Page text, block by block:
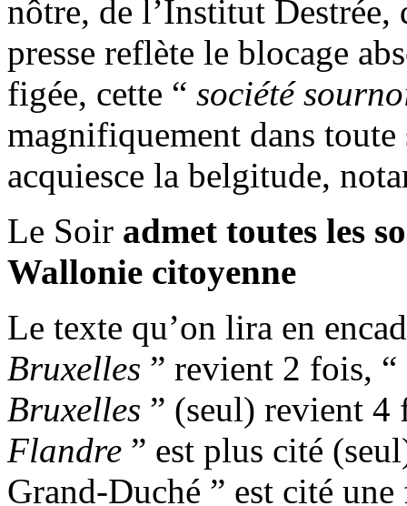
nôtre, de l’Institut Destrée,
presse reflète le blocage
figée, cette “ société
magnifiquement dans
acquiesce la belgitude,
Le Soir admet toutes les
Wallonie citoyenne
Le texte qu’on lira en
Bruxelles ” revient 2 fois, “
Bruxelles ” (seul) revient 4
Flandre ” est plus cité
Grand-Duché ” est cité